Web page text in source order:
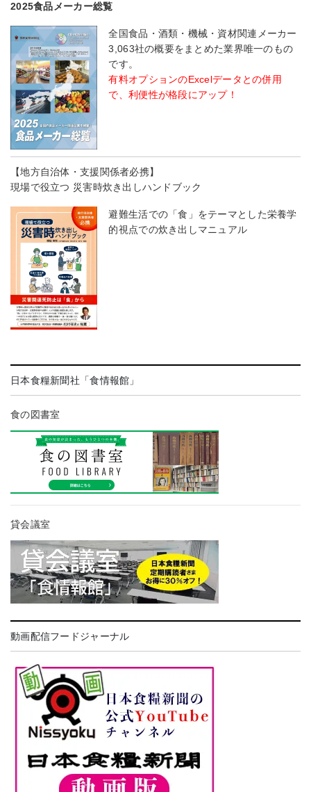
2025食品メーカー総覧
全国食品・酒類・機械・資材関連メーカー
3,063社の概要をまとめた業界唯一のもの
です。
有料オプションのExcelデータとの併用
で、利便性が格段にアップ！
【地方自治体・支援関係者必携】
現場で役立つ 災害時炊き出しハンドブック
避難生活での「食」をテーマとした栄養学
的視点での炊き出しマニュアル
日本食糧新聞社「食情報館」
食の図書室
貸会議室
動画配信フードジャーナル